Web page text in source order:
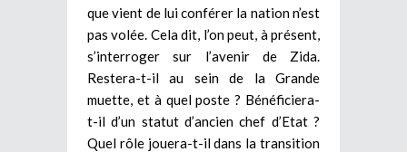
que vient de lui conférer la nation n’est
pas volée. Cela dit, l’on peut, à présent,
s’interroger sur l’avenir de Zida.
Restera-t-il au sein de la Grande
muette, et à quel poste ? Bénéficiera-
t-il d’un statut d’ancien chef d’Etat ?
Quel rôle jouera-t-il dans la transition